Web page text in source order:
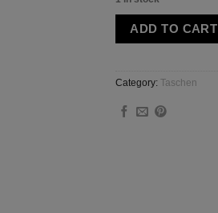
ADD TO CART
Category: Taschen